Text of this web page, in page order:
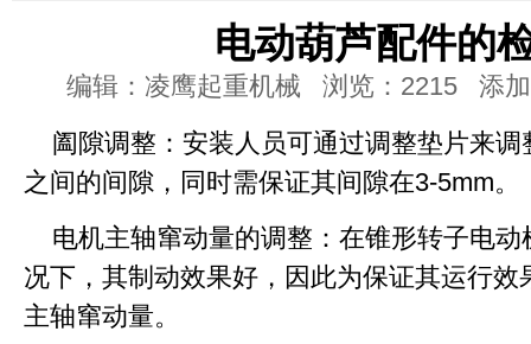
电动葫芦配件的
编辑：凌鹰起重机械 浏览：2215 添加
阖隙调整：安装人员可通过调整垫片来
之间的间隙，同时需保证其间隙在3-5mm。
电机主轴窜动量的调整：在锥形转子电
况下，其制动效果好，因此为保证其运行
主轴窜动量。